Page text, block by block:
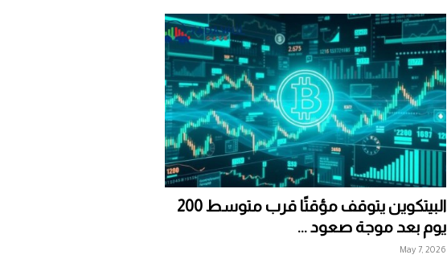
البيتكوين يتوقف مؤقتًا قرب متوسط 200
يوم بعد موجة صعود ...
May 7, 2026